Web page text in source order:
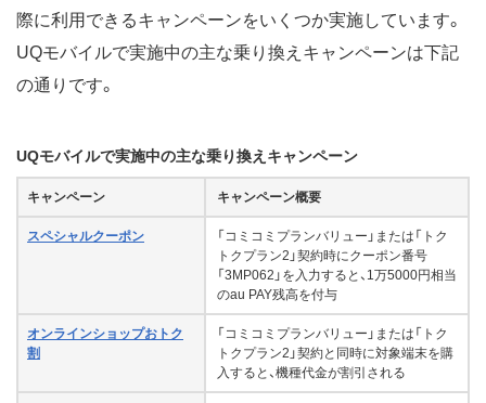
際に利用できるキャンペーンをいくつか実施しています。
UQモバイルで実施中の主な乗り換えキャンペーンは下記
の通りです。
UQモバイルで実施中の主な乗り換えキャンペーン
キャンペーン キャンペーン概要
スペシャルクーポン
「コミコミプランバリュー」または「トク
トクプラン2」契約時にクーポン番号
「3MP062」を入力すると、1万5000円相当
のau PAY残高を付与
オンラインショップおトク
割
「コミコミプランバリュー」または「トク
トクプラン2」契約と同時に対象端末を購
入すると、機種代金が割引される